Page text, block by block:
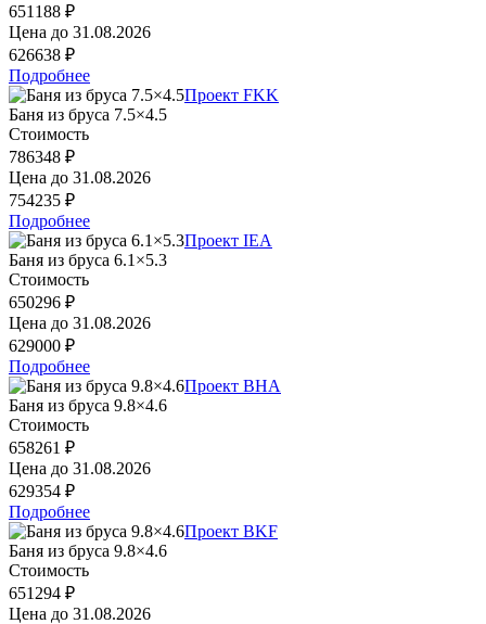
651188 ₽
Цена до 31.08.2026
626638 ₽
Подробнее
Проект FKK
Баня из бруса 7.5×4.5
Стоимость
786348 ₽
Цена до 31.08.2026
754235 ₽
Подробнее
Проект IEA
Баня из бруса 6.1×5.3
Стоимость
650296 ₽
Цена до 31.08.2026
629000 ₽
Подробнее
Проект BHA
Баня из бруса 9.8×4.6
Стоимость
658261 ₽
Цена до 31.08.2026
629354 ₽
Подробнее
Проект BKF
Баня из бруса 9.8×4.6
Стоимость
651294 ₽
Цена до 31.08.2026